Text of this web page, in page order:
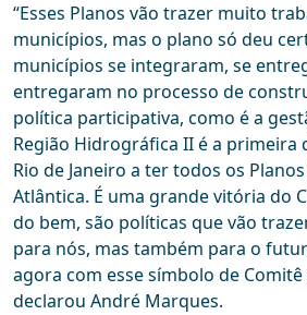
“Esses Planos vão trazer muito
municípios, mas o plano só deu
municípios se integraram, se
entregaram no processo de
política participativa, como é a
Região Hidrográfica II é a primeira
Rio de Janeiro a ter todos os
Atlântica. É uma grande vitória do
do bem, são políticas que vão
para nós, mas também para o
agora com esse símbolo de Comitê
declarou André Marques.